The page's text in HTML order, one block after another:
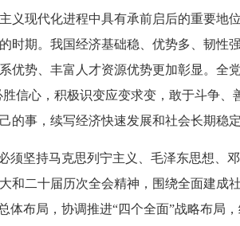
义现代化进程中具有承前启后的重要地
时期。我国经济基础稳、优势多、韧
优势、丰富人才资源优势更加彰显。全
信心，积极识变应变求变，敢于斗争
的事，续写经济快速发展和社会长期稳
须坚持马克思列宁主义、毛泽东思想、
和二十届历次全会精神，围绕全面建
体布局，协调推进“四个全面”战略布局